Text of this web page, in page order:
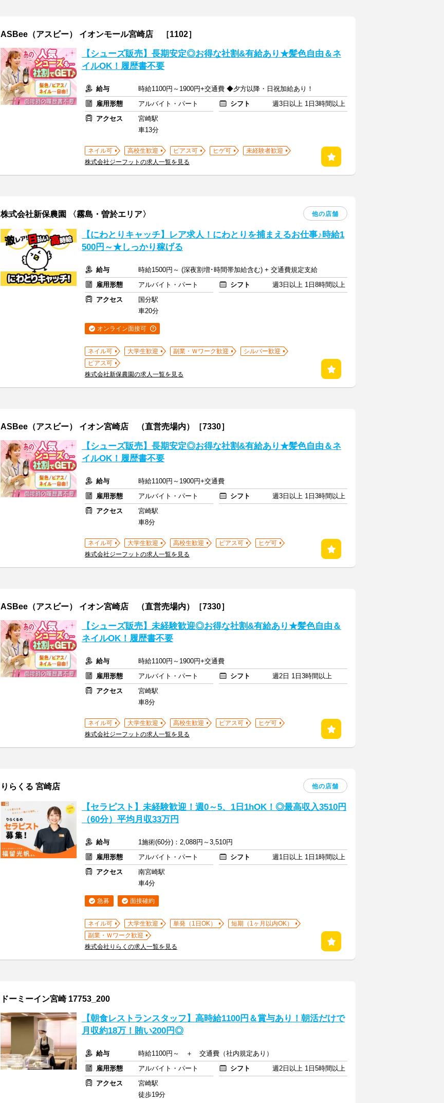
ASBee（アスビー） イオンモール宮崎店 ［1102］
【シューズ販売】長期安定◎お得な社割&有給あり★髪色自由＆ネ
イルOK！履歴書不要
給与
時給1100円～1900円+交通費 ◆夕方以降・日祝加給あり！
雇用形態
アルバイト・パート シフト
週3日以上 1日3時間以上
アクセス
宮崎駅
車13分
ネイル可 高校生歓迎 ピアス可 ヒゲ可
未経験者歓迎
株式会社ジーフットの求人一覧を見る
株式会社新保農園 〈霧島・曽於エリア〉 他の店舗
【にわとりキャッチ】レア求人！にわとりを捕まえるお仕事♪時給1
500円～★しっかり稼げる
給与
時給1500円～ (深夜割増･時間帯加給含む) + 交通費規定支給
雇用形態
アルバイト・パート シフト
週3日以上 1日8時間以上
アクセス
国分駅
車20分
オンライン面接可
ネイル可 大学生歓迎 副業・Ｗワーク歓迎
シルバー歓迎
ピアス可
株式会社新保農園の求人一覧を見る
ASBee（アスビー） イオン宮崎店 （直営売場内）［7330］
【シューズ販売】長期安定◎お得な社割&有給あり★髪色自由＆ネ
イルOK！履歴書不要
給与
時給1100円～1900円+交通費
雇用形態
アルバイト・パート シフト
週3日以上 1日3時間以上
アクセス
宮崎駅
車8分
ネイル可 大学生歓迎 高校生歓迎 ピアス可
ヒゲ可
株式会社ジーフットの求人一覧を見る
ASBee（アスビー） イオン宮崎店 （直営売場内）［7330］
【シューズ販売】未経験歓迎◎お得な社割&有給あり★髪色自由＆
ネイルOK！履歴書不要
給与
時給1100円～1900円+交通費
雇用形態
アルバイト・パート シフト
週2日 1日3時間以上
アクセス
宮崎駅
車8分
ネイル可 大学生歓迎 高校生歓迎 ピアス可
ヒゲ可
株式会社ジーフットの求人一覧を見る
りらくる 宮崎店 他の店舗
【セラピスト】未経験歓迎！週0～5、1日1hOK！◎最高収入3510円
（60分）平均月収33万円
給与
1施術(60分)：2,088円～3,510円
雇用形態
アルバイト・パート シフト
週1日以上 1日1時間以上
アクセス
南宮崎駅
車4分
急募 面接確約
ネイル可 大学生歓迎 単発（1日OK）
短期（1ヶ月以内OK）
副業・Ｗワーク歓迎
株式会社りらくの求人一覧を見る
ドーミーイン宮崎 17753_200
【朝食レストランスタッフ】高時給1100円＆賞与あり！朝活だけで
月収約18万！賄い200円◎
給与
時給1100円～ ＋ 交通費（社内規定あり）
雇用形態
アルバイト・パート シフト
週2日以上 1日5時間以上
アクセス
宮崎駅
徒歩19分